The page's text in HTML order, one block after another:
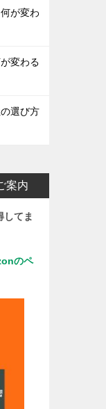
が変わ
変わる
選び方
案内
してま
のペ